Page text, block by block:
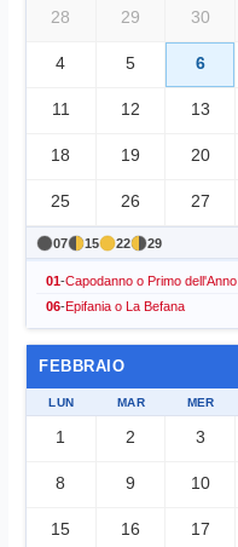
28 29 30
4 5 6
11 12 13
18 19 20
25 26 27
07 15 22 29
01-Capodanno o Primo dell'Anno
06-Epifania o La Befana
FEBBRAIO
LUN MAR MER
1 2 3
8 9 10
15 16 17